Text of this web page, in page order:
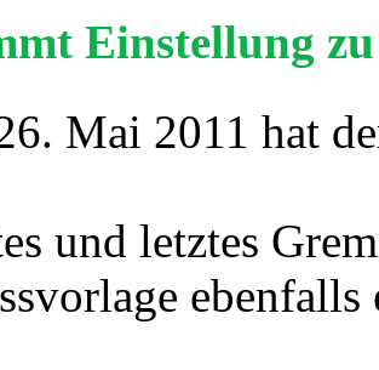
Einstellung
Mai 2011 hat
und letztes